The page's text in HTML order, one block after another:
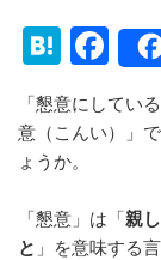
H
at
e
n
a
F
c
b
o
「懇意にしてい
意（こんい）」
ょうか。
「懇意」は「親
と 」を意味する